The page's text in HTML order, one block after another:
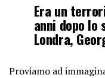
Era un
anni dopo lo
Londra,
Proviamo ad